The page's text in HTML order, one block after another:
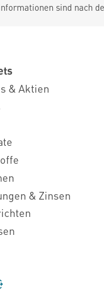
sind nach
& Aktien
& Zinsen